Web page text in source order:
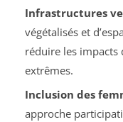
Infrastructures
végétalisés et
réduire les impacts
extrêmes.
Inclusion des
approche